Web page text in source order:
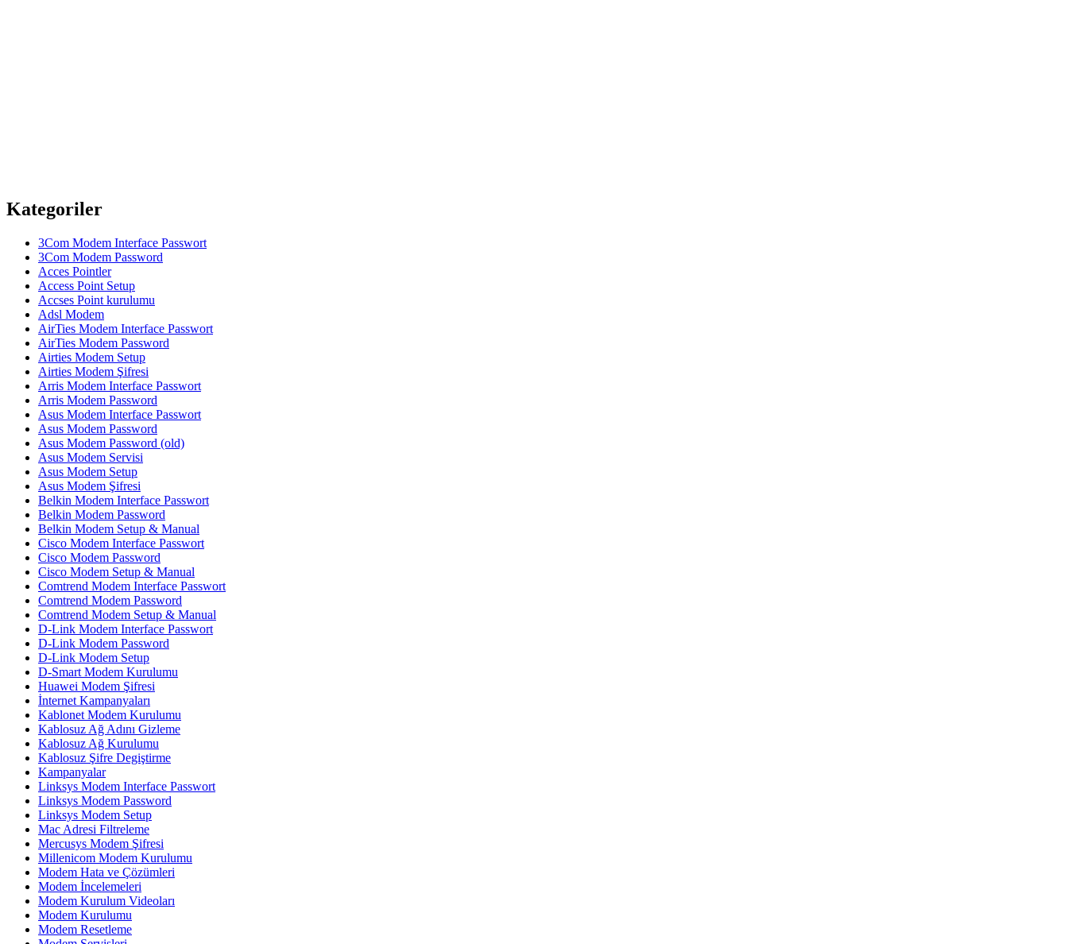
Kategoriler
3Com Modem Interface Passwort
3Com Modem Password
Acces Pointler
Access Point Setup
Accses Point kurulumu
Adsl Modem
AirTies Modem Interface Passwort
AirTies Modem Password
Airties Modem Setup
Airties Modem Şifresi
Arris Modem Interface Passwort
Arris Modem Password
Asus Modem Interface Passwort
Asus Modem Password
Asus Modem Password (old)
Asus Modem Servisi
Asus Modem Setup
Asus Modem Şifresi
Belkin Modem Interface Passwort
Belkin Modem Password
Belkin Modem Setup & Manual
Cisco Modem Interface Passwort
Cisco Modem Password
Cisco Modem Setup & Manual
Comtrend Modem Interface Passwort
Comtrend Modem Password
Comtrend Modem Setup & Manual
D-Link Modem Interface Passwort
D-Link Modem Password
D-Link Modem Setup
D-Smart Modem Kurulumu
Huawei Modem Şifresi
İnternet Kampanyaları
Kablonet Modem Kurulumu
Kablosuz Ağ Adını Gizleme
Kablosuz Ağ Kurulumu
Kablosuz Şifre Degiştirme
Kampanyalar
Linksys Modem Interface Passwort
Linksys Modem Password
Linksys Modem Setup
Mac Adresi Filtreleme
Mercusys Modem Şifresi
Millenicom Modem Kurulumu
Modem Hata ve Çözümleri
Modem İncelemeleri
Modem Kurulum Videoları
Modem Kurulumu
Modem Resetleme